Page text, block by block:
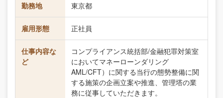
勤務地 東京都
雇用形態 正社員
仕事内容な
ど
コンプライアンス統括部/金融犯罪対策室
においてマネーローンダリング
AML/CFT）に関する当行の態勢整備に関
する施策の企画立案や推進、管理塔の業
務に従事していただきます。